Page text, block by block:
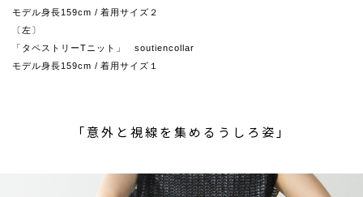
モデル身長159cm / 着用サイズ２
〔左〕
「タペストリーTニット」 soutiencollar
モデル身長159cm / 着用サイズ１
「意外と視線を集めるうしろ姿」